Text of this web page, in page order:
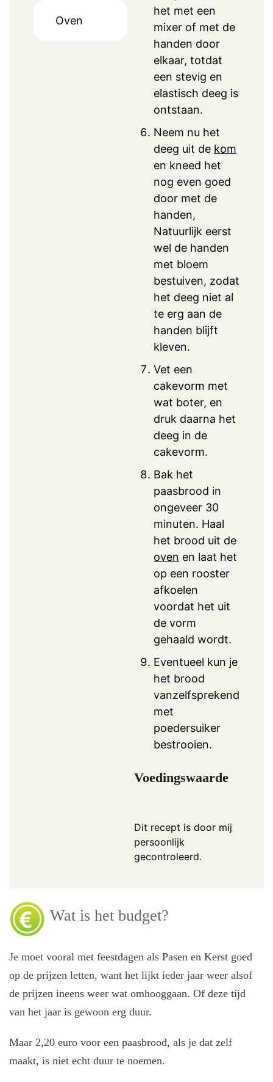
Oven
het met een
mixer of met de
handen door
elkaar, totdat
een stevig en
elastisch deeg is
ontstaan.
Neem nu het
deeg uit de kom
en kneed het
nog even goed
door met de
handen,
Natuurlijk eerst
wel de handen
met bloem
bestuiven, zodat
het deeg niet al
te erg aan de
handen blijft
kleven.
Vet een
cakevorm met
wat boter, en
druk daarna het
deeg in de
cakevorm.
Bak het
paasbrood in
ongeveer 30
minuten. Haal
het brood uit de
oven en laat het
op een rooster
afkoelen
voordat het uit
de vorm
gehaald wordt.
Eventueel kun je
het brood
vanzelfsprekend
met
poedersuiker
bestrooien.
Voedingswaarde
Dit recept is door mij
persoonlijk
gecontroleerd.
Wat is het budget?
Je moet vooral met feestdagen als Pasen en Kerst goed
op de prijzen letten, want het lijkt ieder jaar weer alsof
de prijzen ineens weer wat omhooggaan. Of deze tijd
van het jaar is gewoon erg duur.
Maar 2,20 euro voor een paasbrood, als je dat zelf
maakt, is niet echt duur te noemen.